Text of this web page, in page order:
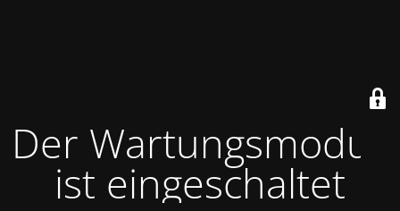
Der Wartungsmodus
ist eingeschaltet